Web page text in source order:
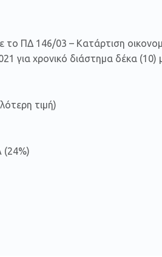
το ΠΔ 146/03 – Κατάρτιση
για χρονικό διάστημα δέκα (10)
τιμή)
(24%)